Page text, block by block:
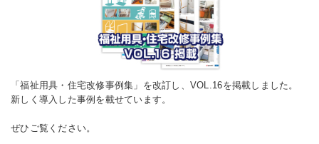
「福祉用具・住宅改修事例集」を改訂し、VOL.16を掲載しました。
新しく導入した事例を載せています。
ぜひご覧ください。